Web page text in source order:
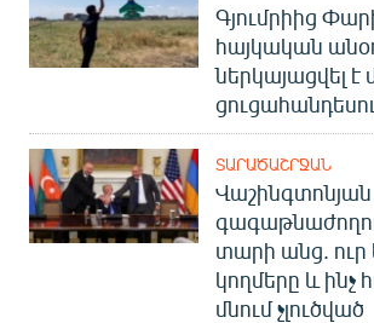
Գյումրիից
հայկական
ներկայացվել է
ՏԱՐԱԾԱՇՐՋԱՆ
Վաշինգտոնյան
տարի անց. ուր
կողմերը և ինչ
մնում չլուծված